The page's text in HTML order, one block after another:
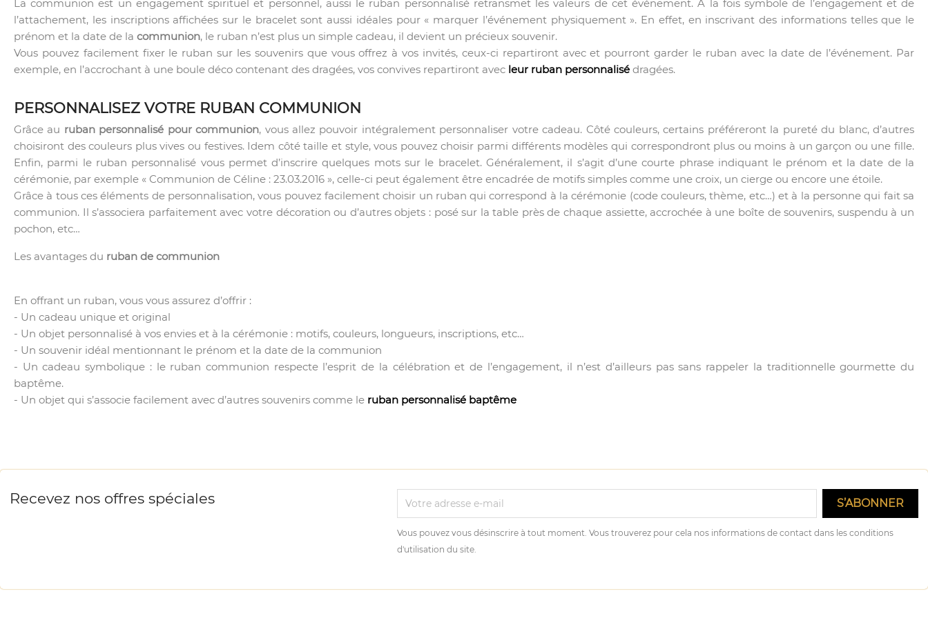
La communion est un engagement spirituel et personnel, aussi le ruban personnalisé retransmet les valeurs de cet événement. A la fois symbole de l’engagement et de
l’attachement, les inscriptions affichées sur le bracelet sont aussi idéales pour « marquer l’événement physiquement ». En effet, en inscrivant des informations telles que le
prénom et la date de la communion, le ruban n’est plus un simple cadeau, il devient un précieux souvenir.
Vous pouvez facilement fixer le ruban sur les souvenirs que vous offrez à vos invités, ceux-ci repartiront avec et pourront garder le ruban avec la date de l’événement. Par
exemple, en l’accrochant à une boule déco contenant des dragées, vos convives repartiront avec leur ruban personnalisé dragées.
PERSONNALISEZ VOTRE RUBAN COMMUNION
Grâce au ruban personnalisé pour communion, vous allez pouvoir intégralement personnaliser votre cadeau. Côté couleurs, certains préféreront la pureté du blanc, d’autres
choisiront des couleurs plus vives ou festives. Idem côté taille et style, vous pouvez choisir parmi différents modèles qui correspondront plus ou moins à un garçon ou une fille.
Enfin, parmi le ruban personnalisé vous permet d’inscrire quelques mots sur le bracelet. Généralement, il s’agit d’une courte phrase indiquant le prénom et la date de la
cérémonie, par exemple « Communion de Céline : 23.03.2016 », celle-ci peut également être encadrée de motifs simples comme une croix, un cierge ou encore une étoile.
Grâce à tous ces éléments de personnalisation, vous pouvez facilement choisir un ruban qui correspond à la cérémonie (code couleurs, thème, etc…) et à la personne qui fait sa
communion. Il s’associera parfaitement avec votre décoration ou d’autres objets : posé sur la table près de chaque assiette, accrochée à une boîte de souvenirs, suspendu à un
pochon, etc…
Les avantages du ruban de communion
En offrant un ruban, vous vous assurez d’offrir :
- Un cadeau unique et original
- Un objet personnalisé à vos envies et à la cérémonie : motifs, couleurs, longueurs, inscriptions, etc…
- Un souvenir idéal mentionnant le prénom et la date de la communion
- Un cadeau symbolique : le ruban communion respecte l’esprit de la célébration et de l’engagement, il n’est d’ailleurs pas sans rappeler la traditionnelle gourmette du
baptême.
- Un objet qui s’associe facilement avec d’autres souvenirs comme le ruban personnalisé baptême
Recevez nos offres spéciales
Vous pouvez vous désinscrire à tout moment. Vous trouverez pour cela nos informations de contact dans les conditions
d'utilisation du site.